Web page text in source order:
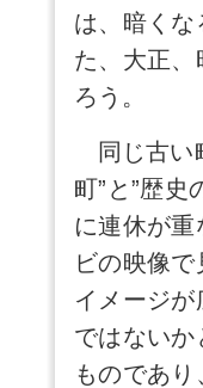
は、暗く
た、大正
ろう。
同じ古い
町”と”歴
に連休が
ビの映像
イメージ
ではない
ものであ